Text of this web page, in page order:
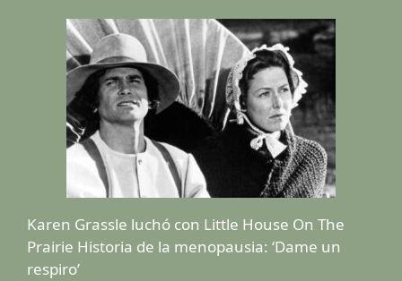
Karen Grassle luchó con Little House On The
Prairie Historia de la menopausia: ‘Dame un
respiro’